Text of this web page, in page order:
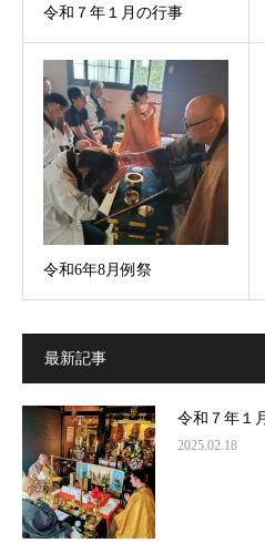
令和７年１月の行事
令和6年8月例祭
最新記事
令和７年１
2025.02.18